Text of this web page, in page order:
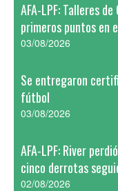
AFA-LPF: Talleres
primeros puntos en
03/08/2026
Se entregaron
fútbol
03/08/2026
AFA-LPF: River
cinco derrotas
02/08/2026